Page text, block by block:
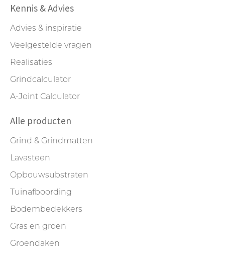
Kennis & Advies
Advies & inspiratie
Veelgestelde vragen
Realisaties
Grindcalculator
A-Joint Calculator
Alle producten
Grind & Grindmatten
Lavasteen
Opbouwsubstraten
Tuinafboording
Bodembedekkers
Gras en groen
Groendaken